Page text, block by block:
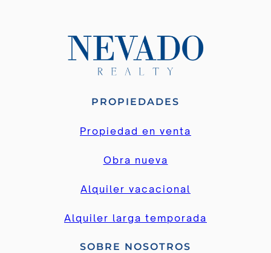
PROPIEDADES
Propiedad en venta
Obra nueva
Alquiler vacacional
Alquiler larga temporada
SOBRE NOSOTROS